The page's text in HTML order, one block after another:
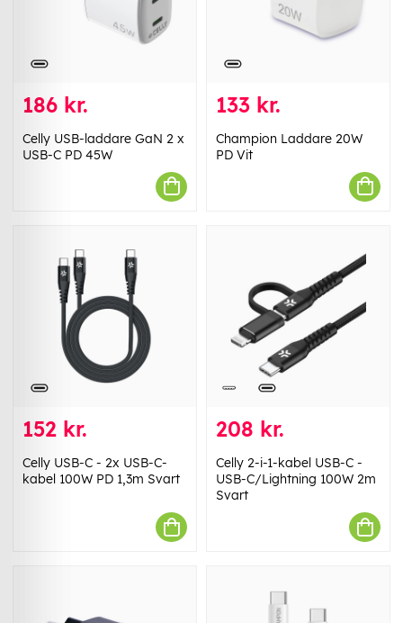
186 kr.
Celly USB-laddare GaN 2 x
USB-C PD 45W
133 kr.
Champion Laddare 20W
PD Vit
152 kr.
Celly USB-C - 2x USB-C-
kabel 100W PD 1,3m Svart
208 kr.
Celly 2-i-1-kabel USB-C -
USB-C/Lightning 100W 2m
Svart